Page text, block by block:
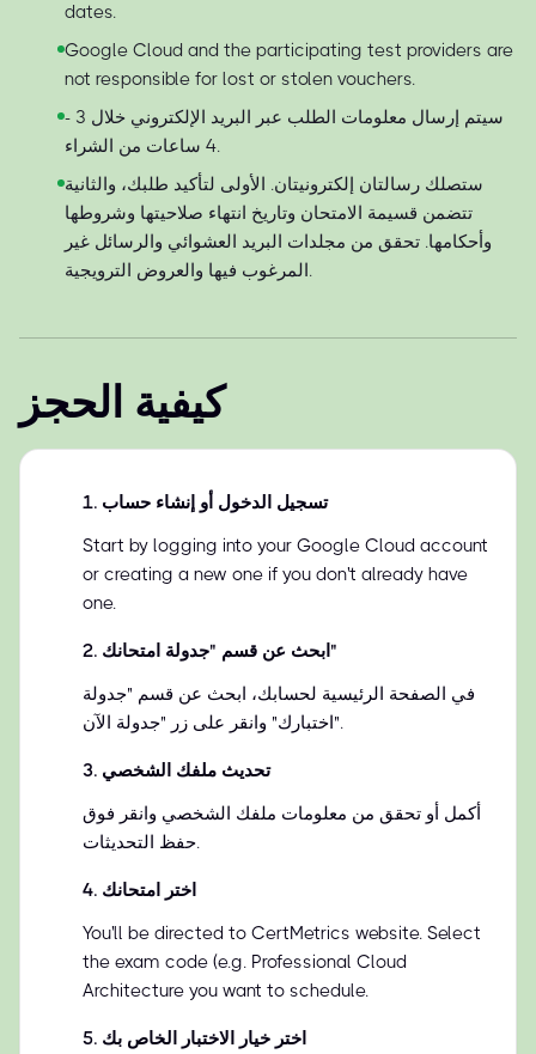
dates.
Google Cloud and the participating test providers are
not responsible for lost or stolen vouchers.
سيتم إرسال معلومات الطلب عبر البريد الإلكتروني خلال 3 -
4 ساعات من الشراء.
ستصلك رسالتان إلكترونيتان. الأولى لتأكيد طلبك، والثانية
تتضمن قسيمة الامتحان وتاريخ انتهاء صلاحيتها وشروطها
وأحكامها. تحقق من مجلدات البريد العشوائي والرسائل غير
المرغوب فيها والعروض الترويجية.
كيفية الحجز
1. تسجيل الدخول أو إنشاء حساب
Start by logging into your Google Cloud account
or creating a new one if you don't already have
one.
2.
ابحث عن قسم "جدولة امتحانك"
في الصفحة الرئيسية لحسابك، ابحث عن قسم "جدولة
اختبارك" وانقر على زر "جدولة الآن".
3. تحديث ملفك الشخصي
أكمل أو تحقق من معلومات ملفك الشخصي وانقر فوق
حفظ التحديثات.
4. اختر امتحانك
You'll be directed to CertMetrics website. Select
the exam code (e.g. Professional Cloud
Architecture you want to schedule.
5. اختر خيار الاختبار الخاص بك